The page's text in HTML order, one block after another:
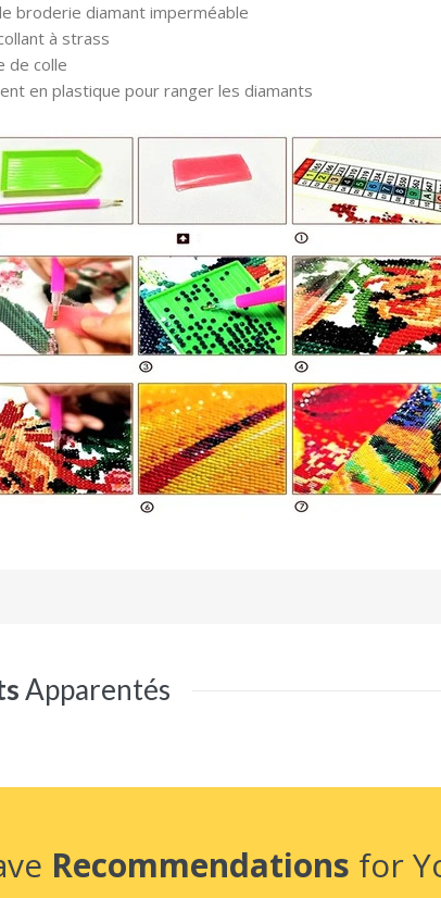
broderie diamant imperméable
à strass
de colle
en plastique pour ranger les diamants
Apparentés
Recommendations for